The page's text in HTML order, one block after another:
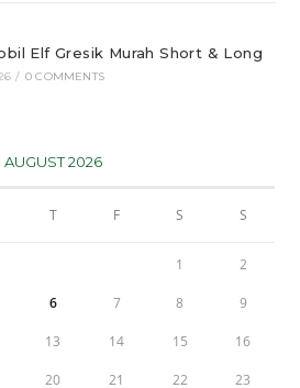
Elf Gresik Murah Short & Long
/ 0 COMMENTS
AUGUST 2026
T F S S
1 2
6 7 8 9
13 14 15 16
20 21 22 23